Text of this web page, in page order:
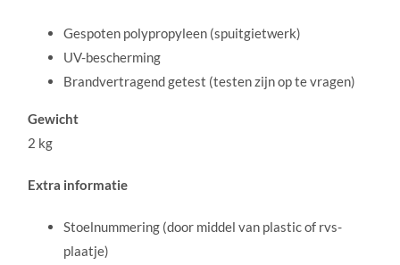
Gespoten polypropyleen (spuitgietwerk)
UV-bescherming
Brandvertragend getest (testen zijn op te vragen)
Gewicht
2 kg
Extra informatie
Stoelnummering (door middel van plastic of rvs-
plaatje)